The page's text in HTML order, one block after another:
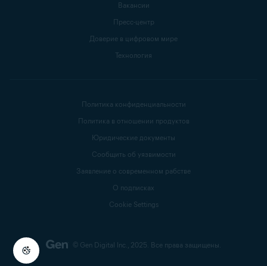
Вакансии
Пресс-центр
Доверие в цифровом мире
Технология
© Gen Digital Inc., 2025. Все права защищены.
Политика конфиденциальности
Политика в отношении продуктов
Юридические документы
Сообщить об уязвимости
Заявление о современном рабстве
О подписках
Cookie Settings